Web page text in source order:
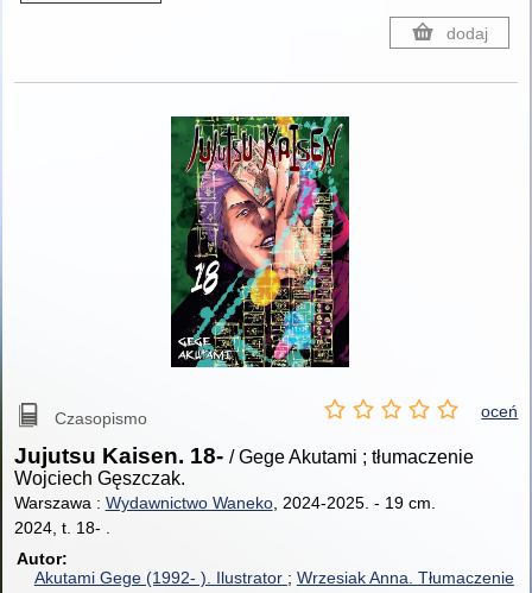
dodaj
Czasopismo oceń
Jujutsu Kaisen. 18- / Gege Akutami ; tłumaczenie
Wojciech Gęszczak.
Warszawa : Wydawnictwo Waneko, 2024-2025. - 19 cm.
2024, t. 18- .
Autor
Akutami Gege (1992- ). Ilustrator Wrzesiak Anna. Tłumaczenie